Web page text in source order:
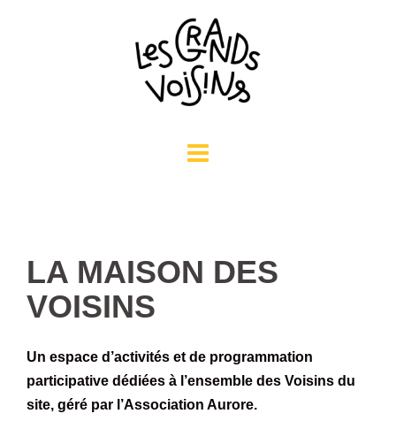
LA MAISON DES
VOISINS
Un espace d’activités et de programmation
participative dédiées à l’ensemble des Voisins du
site, géré par l’Association Aurore.